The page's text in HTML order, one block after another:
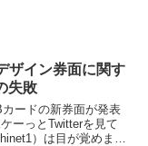
ザイン券面に関す
失敗
ードの新券面が発表
ーっとTwitterを見て
）は目が覚めまし